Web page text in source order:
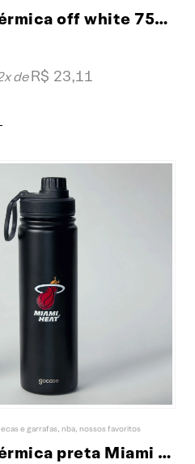
garrafa térmica off white 750ml collab XP & NFL
deR$ 23,11
e garrafas, nba, nossos favoritos
garrafa térmica preta Miami Heat 650ml fresh collab XP & NBA